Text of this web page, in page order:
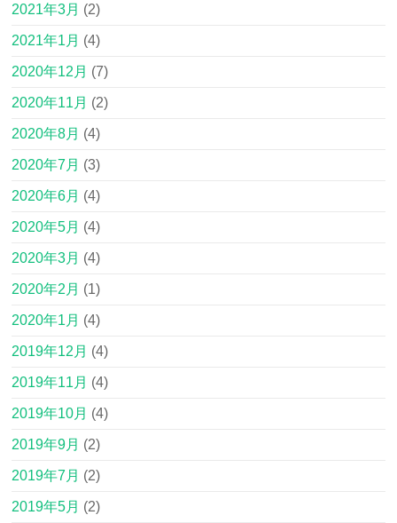
2021年3月 (2)
2021年1月 (4)
2020年12月 (7)
2020年11月 (2)
2020年8月 (4)
2020年7月 (3)
2020年6月 (4)
2020年5月 (4)
2020年3月 (4)
2020年2月 (1)
2020年1月 (4)
2019年12月 (4)
2019年11月 (4)
2019年10月 (4)
2019年9月 (2)
2019年7月 (2)
2019年5月 (2)